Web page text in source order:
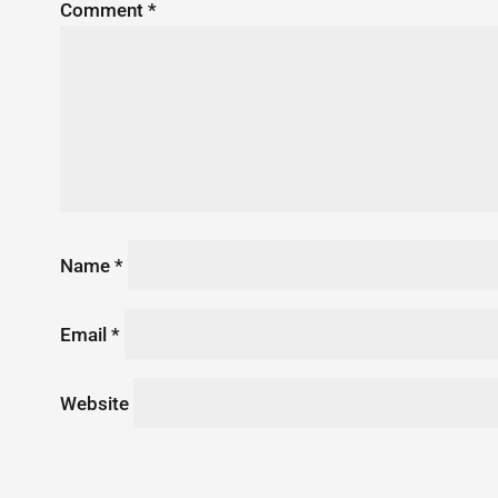
Comment *
Name *
Email *
Website